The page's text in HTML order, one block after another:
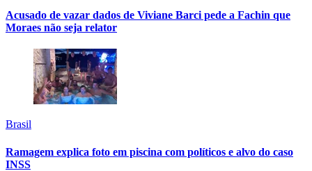
Acusado de vazar dados de Viviane Barci pede a Fachin que
Moraes não seja relator
Brasil
Ramagem explica foto em piscina com políticos e alvo do caso
INSS